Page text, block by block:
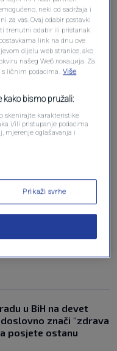
u BiH na devet
znači "zdrava
posjete ostanu
neki od sadržaja i
za vas. Ovaj odabir postavki
trenutni odabir ili pristanak
link na dnu ove
dijelu web stranice, ako
našeg Wеб локација. Za
s ličnim podacima. Više
kako bismo pružali:
skenirajte karakteristike
i/ili pristupanje podacima
mjerenje oglašavanja i
Prikaži svrhe